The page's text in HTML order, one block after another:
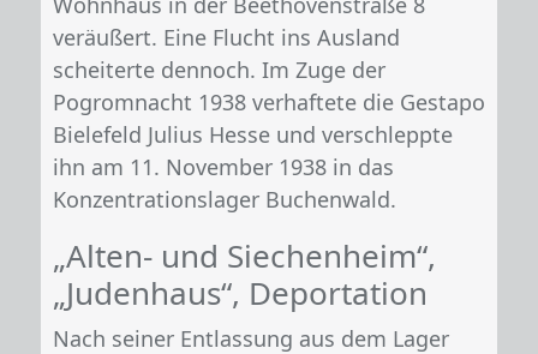
veräußert. Eine Flucht ins Ausland
scheiterte dennoch. Im Zuge der
Pogromnacht 1938 verhaftete die Gestapo
Bielefeld Julius Hesse und verschleppte
ihn am 11. November 1938 in das
Konzentrationslager Buchenwald.
„Alten- und Siechenheim“,
„Judenhaus“, Deportation
Nach seiner Entlassung aus dem Lager